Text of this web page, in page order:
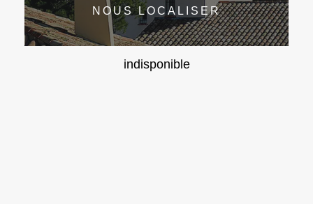
NOUS LOCALISER
indisponible